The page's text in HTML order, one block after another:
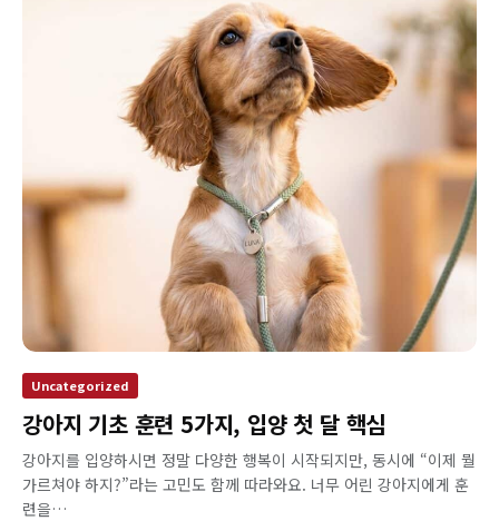
Uncategorized
강아지 기초 훈련 5가지, 입양 첫 달 핵심
강아지를 입양하시면 정말 다양한 행복이 시작되지만, 동시에 “이제 뭘
가르쳐야 하지?”라는 고민도 함께 따라와요. 너무 어린 강아지에게 훈
련을…